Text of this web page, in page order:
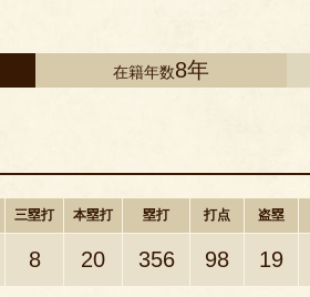
在籍年数8年
三塁打 本塁打 塁打 打点 盗塁
8 20 356 98 19